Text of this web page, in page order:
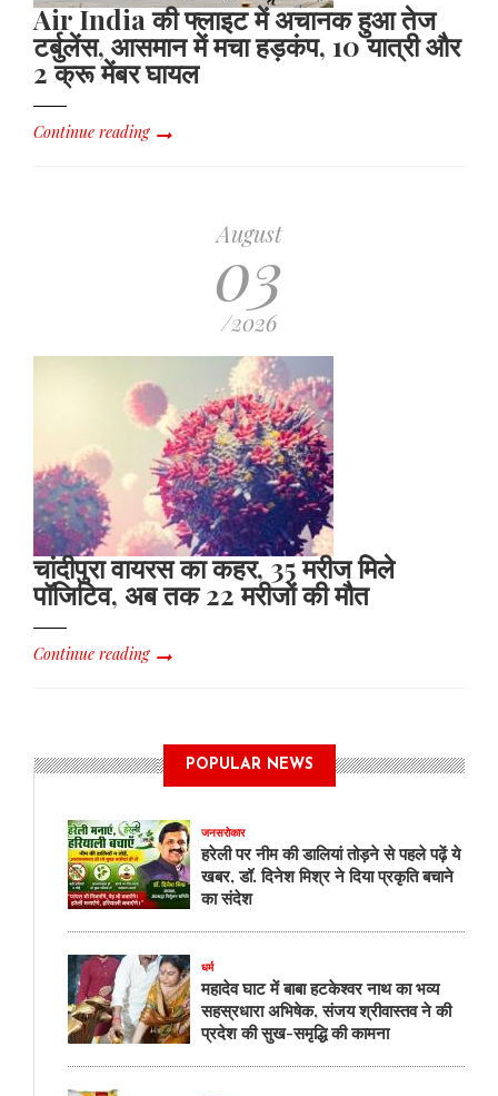
Air India की फ्लाइट में अचानक हुआ तेज
टर्बुलेंस, आसमान में मचा हड़कंप, 10 यात्री और
2 क्रू मेंबर घायल
Continue reading
August
03
/2026
चांदीपुरा वायरस का कहर, 35 मरीज मिले
पॉजिटिव, अब तक 22 मरीजों की मौत
Continue reading
POPULAR NEWS
जनसरोकार
हरेली पर नीम की डालियां तोड़ने से पहले पढ़ें ये
खबर, डॉ. दिनेश मिश्र ने दिया प्रकृति बचाने
का संदेश
धर्म
महादेव घाट में बाबा हटकेश्वर नाथ का भव्य
सहस्रधारा अभिषेक, संजय श्रीवास्तव ने की
प्रदेश की सुख-समृद्धि की कामना